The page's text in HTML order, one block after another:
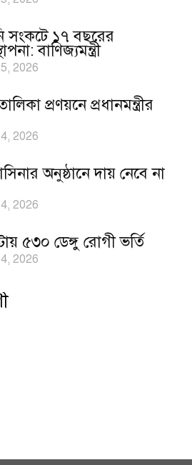
সংকটে ১৭ বছরের
বাণিজ্যমন্ত্রী
2026
প্রণয়নে প্রধানমন্ত্রীর
2026
অনুষ্ঠানে দায় নেবে না
2026
৫৩০ ডেঙ্গু রোগী ভর্তি
2026